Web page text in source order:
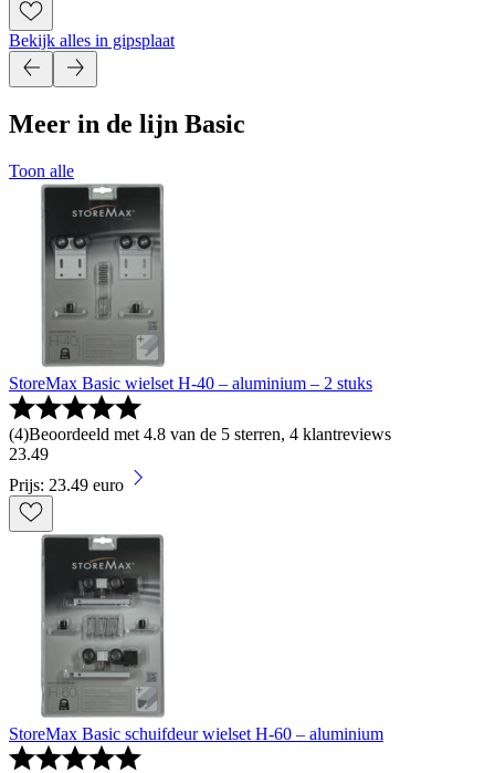
Bekijk alles in gipsplaat
Meer in de lijn Basic
Toon alle
StoreMax Basic wielset H-40 – aluminium – 2 stuks
(4)Beoordeeld met 4.8 van de 5 sterren, 4 klantreviews
23.49
Prijs: 23.49 euro
StoreMax Basic schuifdeur wielset H-60 – aluminium